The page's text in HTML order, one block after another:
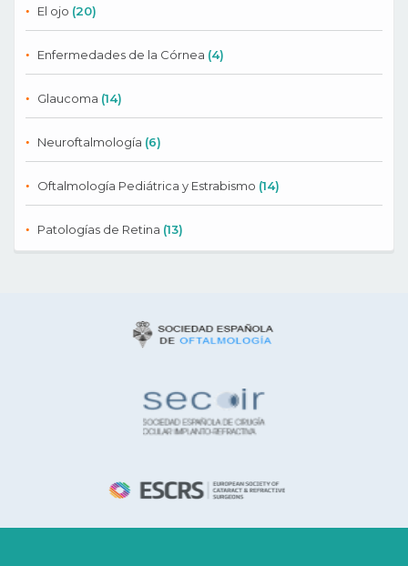
El ojo (20)
Enfermedades de la Córnea (4)
Glaucoma (14)
Neuroftalmología (6)
Oftalmología Pediátrica y Estrabismo (14)
Patologías de Retina (13)